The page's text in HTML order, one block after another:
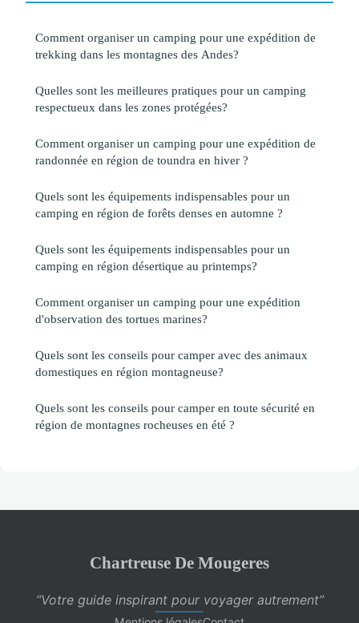
Comment organiser un camping pour une expédition de
trekking dans les montagnes des Andes?
Quelles sont les meilleures pratiques pour un camping
respectueux dans les zones protégées?
Comment organiser un camping pour une expédition de
randonnée en région de toundra en hiver ?
Quels sont les équipements indispensables pour un
camping en région de forêts denses en automne ?
Quels sont les équipements indispensables pour un
camping en région désertique au printemps?
Comment organiser un camping pour une expédition
d'observation des tortues marines?
Quels sont les conseils pour camper avec des animaux
domestiques en région montagneuse?
Quels sont les conseils pour camper en toute sécurité en
région de montagnes rocheuses en été ?
Chartreuse De Mougeres
“Votre guide inspirant pour voyager autrement”